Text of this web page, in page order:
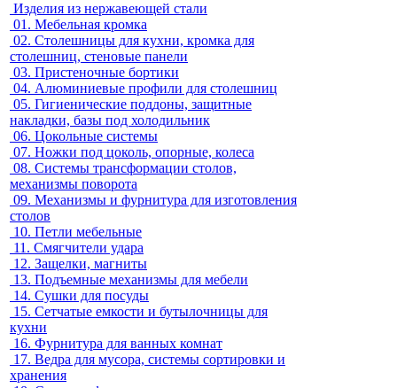
Изделия из нержавеющей стали
01. Мебельная кромка
02. Столешницы для кухни, кромка для
столешниц, стеновые панели
03. Пристеночные бортики
04. Алюминиевые профили для столешниц
05. Гигиенические поддоны, защитные
накладки, базы под холодильник
06. Цокольные системы
07. Ножки под цоколь, опорные, колеса
08. Системы трансформации столов,
механизмы поворота
09. Механизмы и фурнитура для изготовления
столов
10. Петли мебельные
11. Смягчители удара
12. Защелки, магниты
13. Подъемные механизмы для мебели
14. Сушки для посуды
15. Сетчатые емкости и бутылочницы для
кухни
16. Фурнитура для ванных комнат
17. Ведра для мусора, системы сортировки и
хранения